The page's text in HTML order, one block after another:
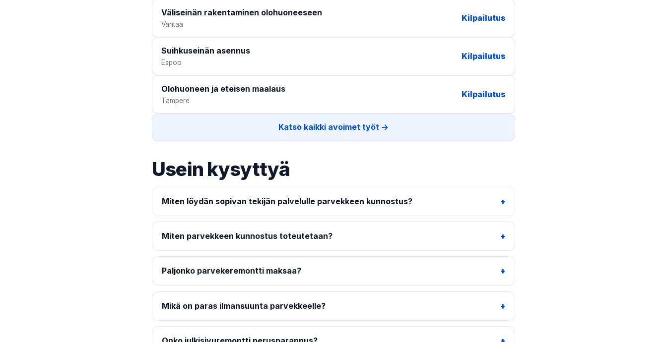
Väliseinän rakentaminen olohuoneeseen
Vantaa
Kilpailutus
Suihkuseinän asennus
Espoo
Kilpailutus
Olohuoneen ja eteisen maalaus
Tampere
Kilpailutus
Katso kaikki avoimet työt →
Usein kysyttyä
Miten löydän sopivan tekijän palvelulle parvekkeen kunnostus?
Miten parvekkeen kunnostus toteutetaan?
Paljonko parvekeremontti maksaa?
Mikä on paras ilmansuunta parvekkeelle?